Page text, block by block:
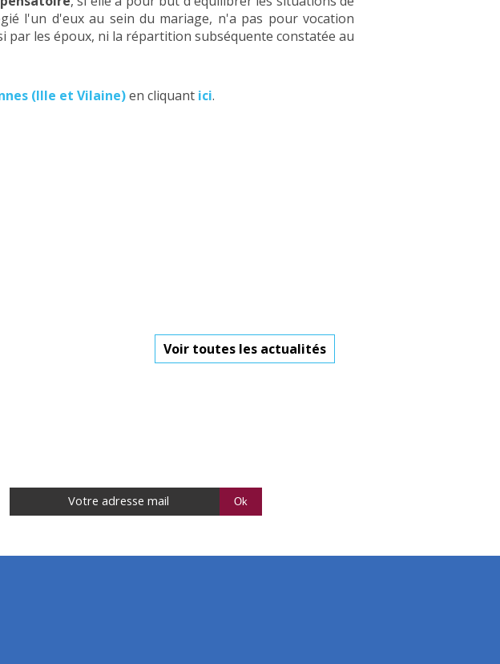
l'un d'eux au sein du mariage, n'a pas pour vocation
les époux, ni la répartition subséquente constatée au
(Ille et Vilaine)en cliquant ici.
Voir toutes les actualités